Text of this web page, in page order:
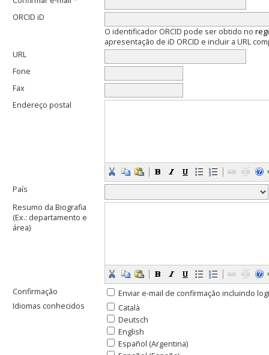
ORCID iD
O identificador ORCID pode ser obtido no
apresentação de iD ORCID e incluir a URL
URL
Fone
Fax
Endereço postal
País
Resumo da Biografia
(Ex.: departamento e
área)
Confirmação
Enviar e-mail de confirmação incluindo
Idiomas conhecidos
Català
Deutsch
English
Español (Argentina)